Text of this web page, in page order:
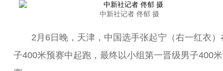
中新社记者 佟郁 摄
2月6日晚，天津，中国选手张起宁（右一红衣）
子400米预赛中起跑，最终以小组第一晋级男子400